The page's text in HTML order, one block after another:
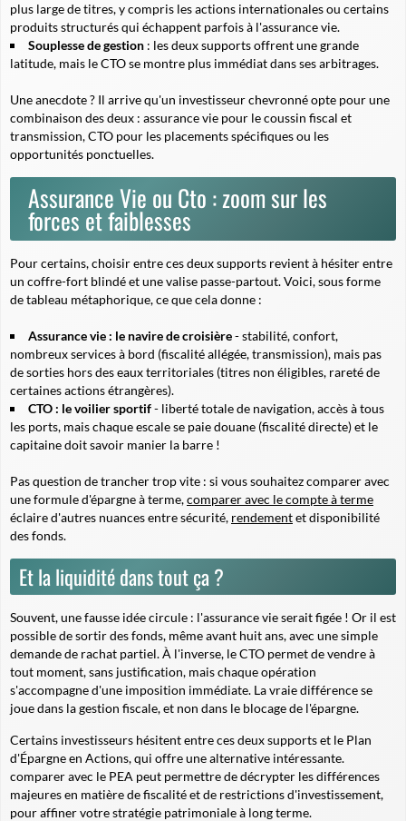
plus large de titres, y compris les actions internationales ou certains
produits structurés qui échappent parfois à l'assurance vie.
Souplesse de gestion : les deux supports offrent une grande
latitude, mais le CTO se montre plus immédiat dans ses arbitrages.
Une anecdote ? Il arrive qu'un investisseur chevronné opte pour une
combinaison des deux : assurance vie pour le coussin fiscal et
transmission, CTO pour les placements spécifiques ou les
opportunités ponctuelles.
Assurance Vie ou Cto : zoom sur les
forces et faiblesses
Pour certains, choisir entre ces deux supports revient à hésiter entre
un coffre-fort blindé et une valise passe-partout. Voici, sous forme
de tableau métaphorique, ce que cela donne :
Assurance vie : le navire de croisière- stabilité, confort,
nombreux services à bord (fiscalité allégée, transmission), mais pas
de sorties hors des eaux territoriales (titres non éligibles, rareté de
certaines actions étrangères).
CTO : le voilier sportif- liberté totale de navigation, accès à tous
les ports, mais chaque escale se paie douane (fiscalité directe) et le
capitaine doit savoir manier la barre !
Pas question de trancher trop vite : si vous souhaitez comparer avec
une formule d'épargne à terme,comparer avec le compte à terme
éclaire d'autres nuances entre sécurité, rendementet disponibilité
des fonds.
Et la liquidité dans tout ça ?
Souvent, une fausse idée circule : l'assurance vie serait figée ! Or il est
possible de sortir des fonds, même avant huit ans, avec une simple
demande de rachat partiel. À l'inverse, le CTO permet de vendre à
tout moment, sans justification, mais chaque opération
s'accompagne d'une imposition immédiate. La vraie différence se
joue dans la gestion fiscale, et non dans le blocage de l'épargne.
Certains investisseurs hésitent entre ces deux supports et le Plan
d'Épargne en Actions, qui offre une alternative intéressante.
comparer avec le PEA peut permettre de décrypter les différences
majeures en matière de fiscalité et de restrictions d'investissement,
pour affiner votre stratégie patrimoniale à long terme.